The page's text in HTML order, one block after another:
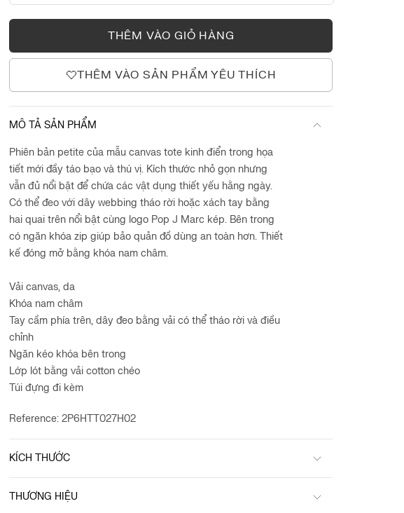
ONE SIZE
THÊM VÀO GIỎ HÀNG
THÊM VÀO SẢN PHẨM YÊU THÍCH
MÔ TẢ SẢN PHẨM
Phiên bản petite của mẫu canvas tote kinh điển trong họa
tiết mới đầy táo bạo và thú vị. Kích thước nhỏ gọn nhưng
vẫn đủ nổi bật để chứa các vật dụng thiết yếu hằng ngày.
Có thể đeo với dây webbing tháo rời hoặc xách tay bằng
hai quai trên nổi bật cùng logo Pop J Marc kép. Bên trong
có ngăn khóa zip giúp bảo quản đồ dùng an toàn hơn. Thiết
kế đóng mở bằng khóa nam châm.
Vải canvas, da
Khóa nam châm
Tay cầm phía trên, dây đeo bằng vải có thể tháo rời và điều
chỉnh
Ngăn kéo khóa bên trong
Lớp lót bằng vải cotton chéo
Túi đựng đi kèm
Reference: 2P6HTT027H02
KÍCH THƯỚC
THƯƠNG HIỆU